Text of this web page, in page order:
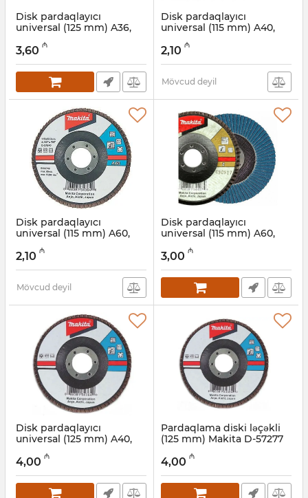
Disk pardaqlayıcı
universal (125 mm) A36,
Artikul:
3,60 ₼
Disk pardaqlayıcı
universal (115 mm) A40,
Artikul:
2,10 ₼
Mövcud deyil
Disk pardaqlayıcı
universal (115 mm) A60,
Artikul:
2,10 ₼
Mövcud deyil
Disk pardaqlayıcı
universal (115 mm) A60,
Artikul:
3,00 ₼
Disk pardaqlayıcı
universal (125 mm) A40,
Artikul:
4,00 ₼
Pardaqlama diski ləçəkli
(125 mm) Makita D-57277
004001140
4,00 ₼